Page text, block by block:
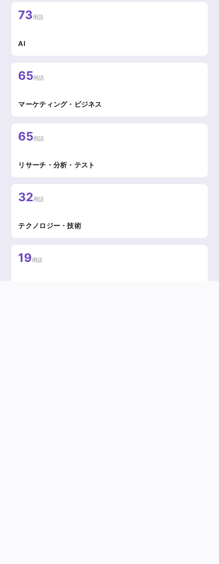
73用語
AI
65用語
マーケティング・ビジネス
65用語
リサーチ・分析・テスト
32用語
テクノロジー・技術
19用語